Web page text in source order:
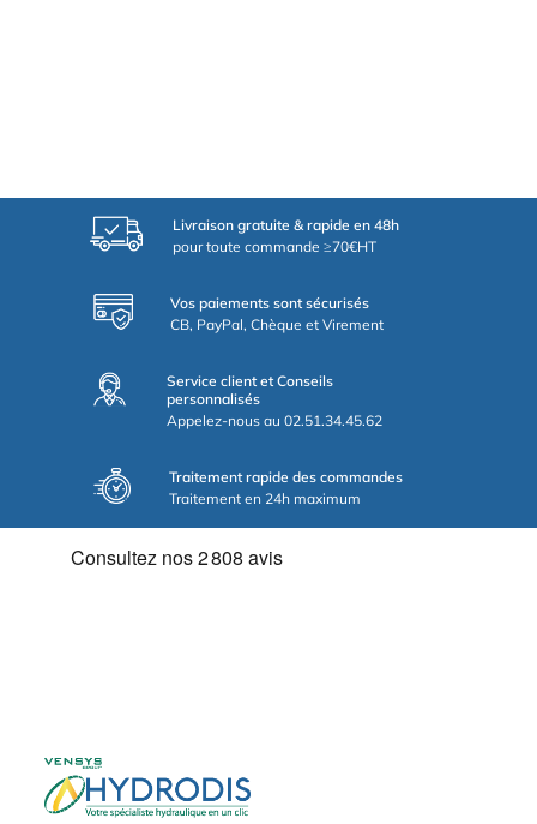
Livraison gratuite & rapide en 48h
pour toute commande ≥70€HT
Vos paiements sont sécurisés
CB, PayPal, Chèque et Virement
Service client et Conseils
personnalisés
Appelez-nous au 02.51.34.45.62
Traitement rapide des commandes
Traitement en 24h maximum